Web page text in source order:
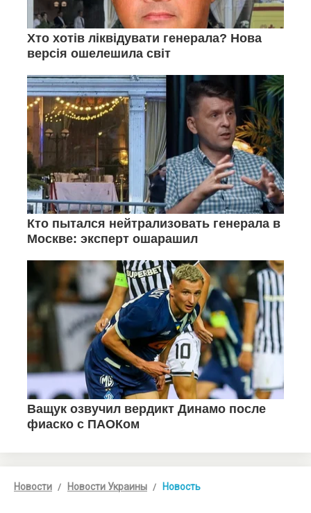
Новости Новости Украины Новость